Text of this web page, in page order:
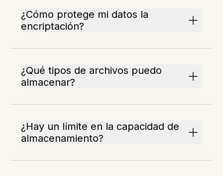
¿Cómo protege mi datos la
encriptación?
¿Qué tipos de archivos puedo
almacenar?
¿Hay un límite en la capacidad de
almacenamiento?